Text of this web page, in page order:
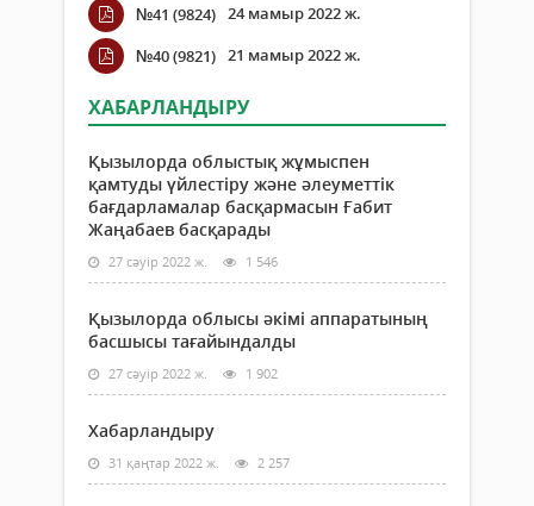
№41 (9824) 24 мамыр 2022 ж.
№40 (9821) 21 мамыр 2022 ж.
ХАБАРЛАНДЫРУ
Қызылорда облыстық жұмыспен
қамтуды үйлестіру және әлеуметтік
бағдарламалар басқармасын Ғабит
Жаңабаев басқарады
27 сәуір 2022 ж. 1 546
Қызылорда облысы әкімі аппаратының
басшысы тағайындалды
27 сәуір 2022 ж. 1 902
Хабарландыру
31 қаңтар 2022 ж. 2 257